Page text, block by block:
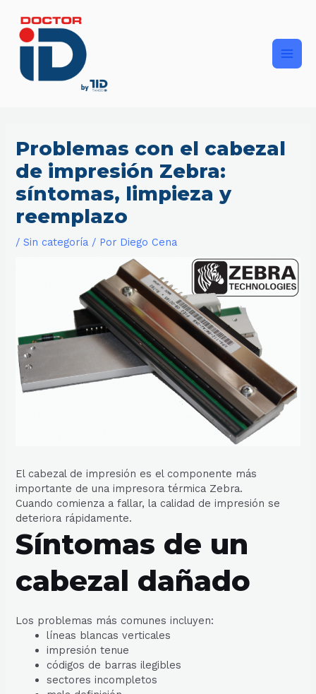
contenido
Problemas con el cabezal
de impresión Zebra:
síntomas, limpieza y
reemplazo
/Sin categoría / Por Diego Cena
El cabezal de impresión es el componente más
importante de una impresora térmica Zebra.
Cuando comienza a fallar, la calidad de impresión se
deteriora rápidamente.
Síntomas de un
cabezal dañado
Los problemas más comunes incluyen:
líneas blancas verticales
impresión tenue
códigos de barras ilegibles
sectores incompletos